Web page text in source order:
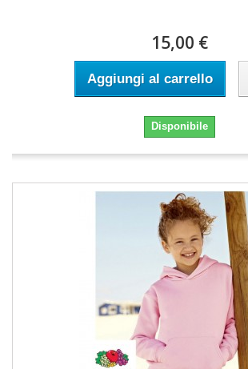
15,00 €
Aggiungi al carrello
Disponibile